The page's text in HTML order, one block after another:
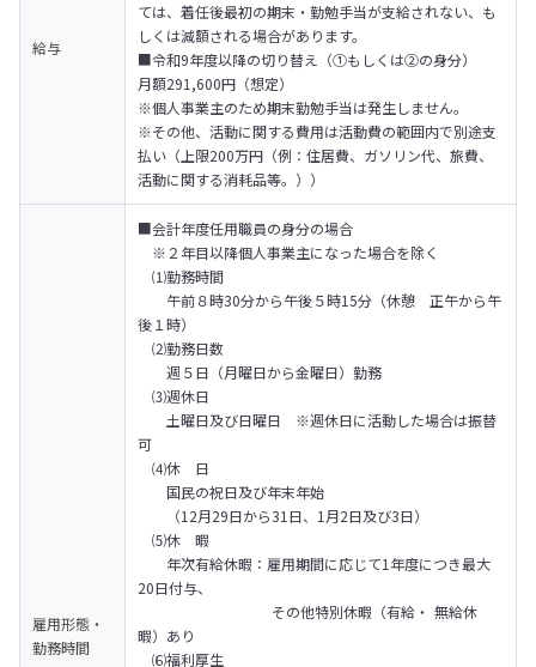
給与
ては、着任後最初の期末・勤勉手当が支給されない、も
しくは減額される場合があります。
■令和9年度以降の切り替え（①もしくは②の身分）
月額291,600円（想定）
※個人事業主のため期末勤勉手当は発生しません。
※その他、活動に関する費用は活動費の範囲内で別途支
払い（上限200万円（例：住居費、ガソリン代、旅費、
活動に関する消耗品等。））
雇用形態・
勤務時間
■会計年度任用職員の身分の場合
※２年目以降個人事業主になった場合を除く
⑴勤務時間
午前８時30分から午後５時15分（休憩　正午から午
後１時）
⑵勤務日数
週５日（月曜日から金曜日）勤務
⑶週休日
土曜日及び日曜日　※週休日に活動した場合は振替
可
⑷休　日
国民の祝日及び年末年始
（12月29日から31日、1月2日及び3日）
⑸休　暇
年次有給休暇：雇用期間に応じて1年度につき最大
20日付与、
その他特別休暇（有給・ 無給休
暇）あり
⑹福利厚生